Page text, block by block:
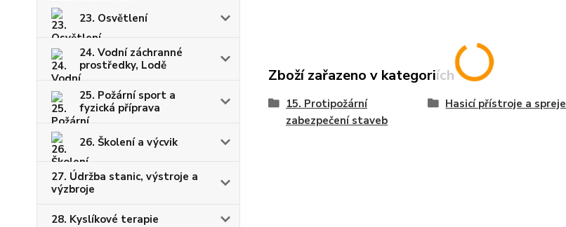
23. Osvětlení
24. Vodní záchranné
prostředky, Lodě
25. Požární sport a
fyzická příprava
26. Školení a výcvik
27. Údržba stanic, výstroje a
výzbroje
28. Kyslíkové terapie
Zboží zařazeno v kategoriích
15. Protipožární
zabezpečení staveb
Hasicí přístroje a spreje